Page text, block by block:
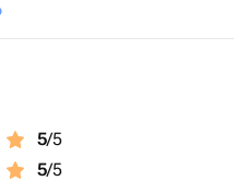
5/5
5/5